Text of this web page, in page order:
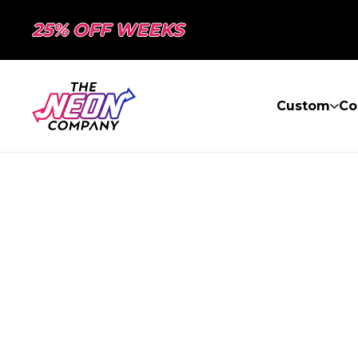
25% OFF WEEKS
Custom